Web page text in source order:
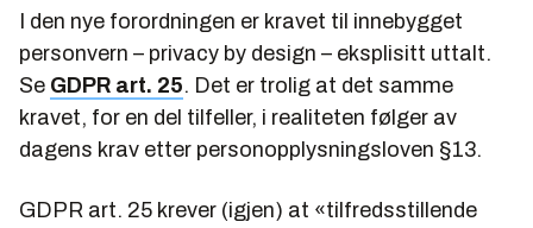
I den nye forordningen er kravet til innebygget
personvern – privacy by design – eksplisitt uttalt.
Se GDPR art. 25. Det er trolig at det samme
kravet, for en del tilfeller, i realiteten følger av
dagens krav etter personopplysningsloven §13.
GDPR art. 25 krever (igjen) at «tilfredsstillende